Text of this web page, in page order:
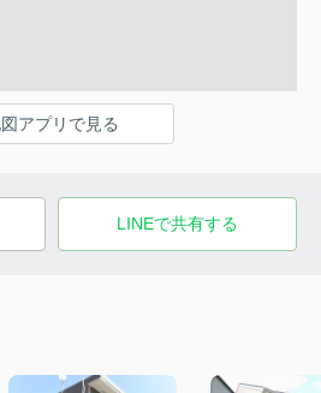
アプリで見る
LINEで共有する